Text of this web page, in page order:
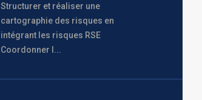
Structurer et réaliser une
cartographie des risques en
intégrant les risques RSE
Coordonner l...